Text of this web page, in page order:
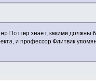
Поттер знает, какими должны
и профессор Флитвик